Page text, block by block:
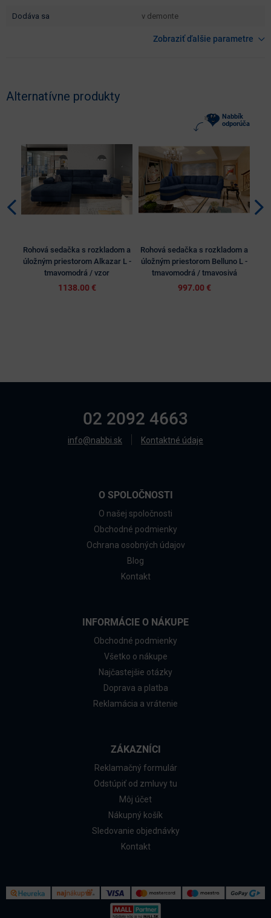
dodáva sa v demonte
Zobraziť ďalšie parametre
Alternatívne produkty
Rohová sedačka s rozkladom a
úložným priestorom Alkazar L -
tmavomodrá / vzor
1138.00 €
Nabbík
odporúča
Rohová sedačka s rozkladom a
úložným priestorom Belluno L -
tmavomodrá / tmavosivá
997.00 €
02 2092 4663
info@nabbi.sk Kontaktné údaje
O SPOLOČNOSTI
O našej spoločnosti
Obchodné podmienky
Ochrana osobných údajov
Blog
Kontakt
INFORMÁCIE O NÁKUPE
Obchodné podmienky
Všetko o nákupe
Najčastejšie otázky
Doprava a platba
Reklamácia a vrátenie
ZÁKAZNÍCI
Reklamačný formulár
Odstúpiť od zmluvy tu
Môj účet
Nákupný košík
Sledovanie objednávky
Kontakt